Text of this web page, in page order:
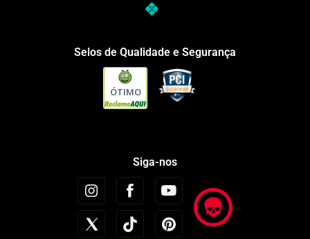
Selos de Qualidade e Segurança
ÓTIMO
Siga-nos